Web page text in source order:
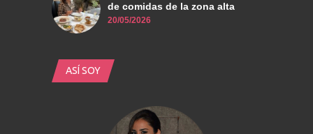
de comidas de la zona alta
20/05/2026
ASÍ SOY